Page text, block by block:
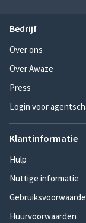
Bedrijf
Over ons
Over Awaze
Press
Login voor
Klantinformatie
Hulp
Nuttige informatie
Huurvoorwaarden